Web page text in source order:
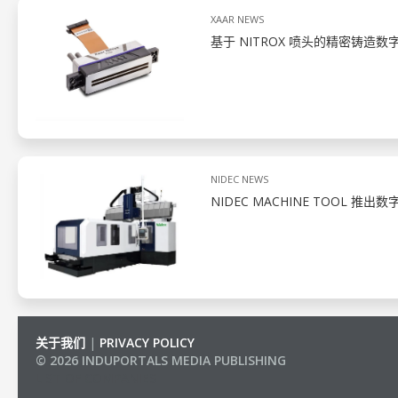
XAAR NEWS
基于 NITROX 喷头的精密铸造数
NIDEC NEWS
NIDEC MACHINE TOOL 推出数
关于我们 | PRIVACY POLICY
© 2026 INDUPORTALS MEDIA PUBLISHING